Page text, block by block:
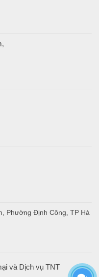
,
Phường Định Công, TP Hà
và Dịch vụ TNT